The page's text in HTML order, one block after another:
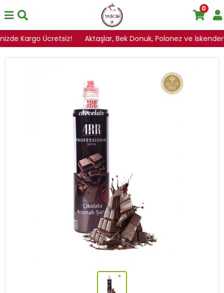
Kargo Ücretsiz! Aktaşlar, Bek Donuk, Polonez ve
0